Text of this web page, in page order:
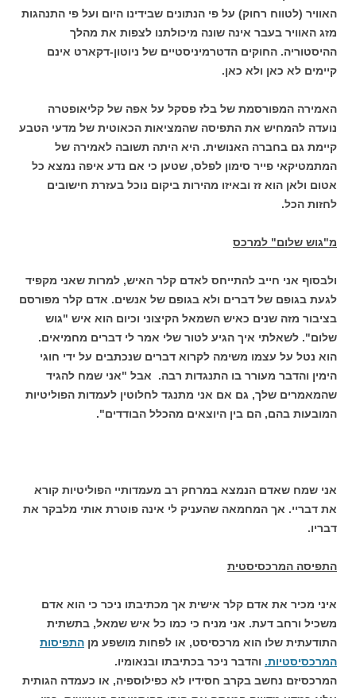
האוויר (לטווח רחוק) על פי הנתונים שבידינו היום ועל פי התנהגות
מזג האוויר בעבר אינה שונה מיכולתנו לצפות את מהלך
ההיסטוריה. החוקים הדטרמיניסטיים של ניוטון-דקארט אינם
קיימים לא כאן ולא כאן.
האמירה המפורסמת של בלז פסקל על אפה של קליאופטרה
נועדה להמחיש את התפיסה שהמציאות הכאוטית של מדעי הטבע
קיימת גם בחברה האנושית. היא היתה תשובה לאמירה של
המתמטיקאי פייר סימון לפלס, שטען כי אם נדע איפה נמצא כל
אטום ולאן הוא זז ובאיזו מהירות ביקום נוכל בעזרת חישובים
לחזות הכל.
מ"גוש שלום" למרכס
ולבסוף אני חייב להתייחס לאדם קלר האיש, למרות שאני מקפיד
לגעת בגופם של דברים ולא בגופם של אנשים. אדם קלר מפורסם
בציבור מזה שנים כאיש השמאל הקיצוני וכיום הוא איש "גוש
שלום". לשאלתי איך הגיע לטור שלי אמר לי דברים מחמיאים.
הוא נטל על עצמו משימה לקרוא דברים שנכתבים על ידי חוגי
הימין והדבר מעורר בו התנגדות רבה. אבל "אני שמח להגיד
שהמאמרים שלך, גם אם אני מתנגד לחלוטין לעמדות הפוליטיות
המובעות בהם, הם בין היוצאים מהכלל הבודדים".
אני שמח שאדם הנמצא במרחק רב מעמדותיי הפוליטיות קורא
את דבריי. אך המחמאה שהעניק לי אינה פוטרת אותי מלבקר את
דבריו.
התפיסה המרכסיסטית
איני מכיר את אדם קלר אישית אך מכתיבתו ניכר כי הוא אדם
משכיל ורחב דעת. אני מניח כי כמו כל איש שמאל, בתשתית
התודעתית שלו הוא מרכסיסט, או לפחות מושפע מן התפיסות
המרכסיסטיות. והדבר ניכר בכתיבתו ובנאומיו.
המרכסיזם נחשב בקרב חסידיו לא כפילוספיה, או כעמדה הגותית